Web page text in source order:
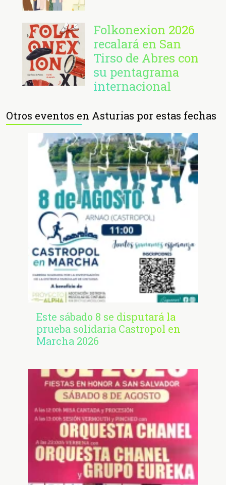
Folkonexion 2026
recalará en San
Tirso de Abres con
su pentagrama
internacional
Otros eventos en Asturias por estas fechas
Este sábado 8 se disputará la
prueba solidaria Castropol en
Marcha 2026